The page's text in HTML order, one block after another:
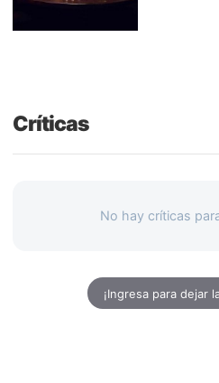
Críticas
No hay críticas
¡Ingresa para dejar